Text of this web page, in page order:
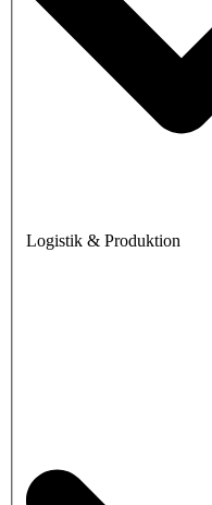
Logistik & Produktion